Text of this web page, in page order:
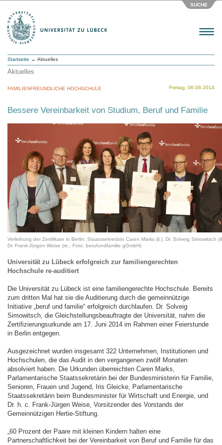
SUCHE
Menu
Startseite → Aktuelles
Aktuelles
Freitag, 06.06.2014
FAMILIENFREUNDLICHE HOCHSCHULE
Bessere Vereinbarkeit von Studium, Beruf und Familie
Verleihung der Zertifikate in Berlin: Staatssekretärin Caren Marks (li.), Dr. Solveig Simowitsch
Dr. Frank-Jürgen Weise (re.; Foto: berufundfamilie gGmbH)
Universität zu Lübeck erfolgreich zur familiengerechten
Hochschule re-auditiert
Die Universität zu Lübeck ist eine familiengerechte Hochschule. Bereits
zum dritten Mal hat sie die Auditierung durch die gemeinnützige
Initiative „beruf und familie“ erfolgreich durchlaufen. Dr. Solveig
Simowitsch, die Gleichstellungsbeauftragte der Universität, nahm die
Zertifizierungsurkunde am 17. Juni 2014 im Rahmen einer Feierstunde
in Berlin entgegen.
Ausgezeichnet wurden insgesamt 322 Unternehmen, Institutionen und
Hochschulen, die das Audit in den vergangenen zwölf Monaten
absolviert haben. Die Urkunden überreichten Caren Marks,
Parlamentarische Staatssekretärin bei der Bundesministerin für Familie,
Senioren, Frauen und Jugend, Iris Gleicke, Parlamentarische
Staatssekretärin beim Bundesminister für Wirtschaft und Energie, und
Dr. h. c. Frank-Jürgen Weise, Vorsitzender des Vorstands der
Gemeinnützigen Hertie-Stiftung.
„60 Prozent der Paare mit kleinen Kindern halten eine
Partnerschaftlichkeit bei der Vereinbarkeit von Beruf und Familie für das